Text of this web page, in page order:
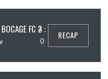
FC 24 :
0
RECAP